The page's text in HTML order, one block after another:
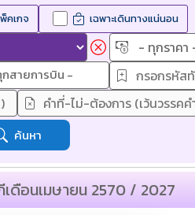
คเกจ เฉพาะเดินทางแน่นอน
สายการบิน -
ค้นหา
ดือนเมษายน 2570 / 2027